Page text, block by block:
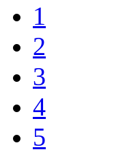
1
2
3
4
5